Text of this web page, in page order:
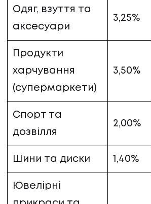
Одяг, взуття та
аксесуари
3,25%
Продукти
харчування
(супермаркети)
3,50%
Спорт та
дозвілля
2,00%
Шини та диски 1,40%
Ювелірні